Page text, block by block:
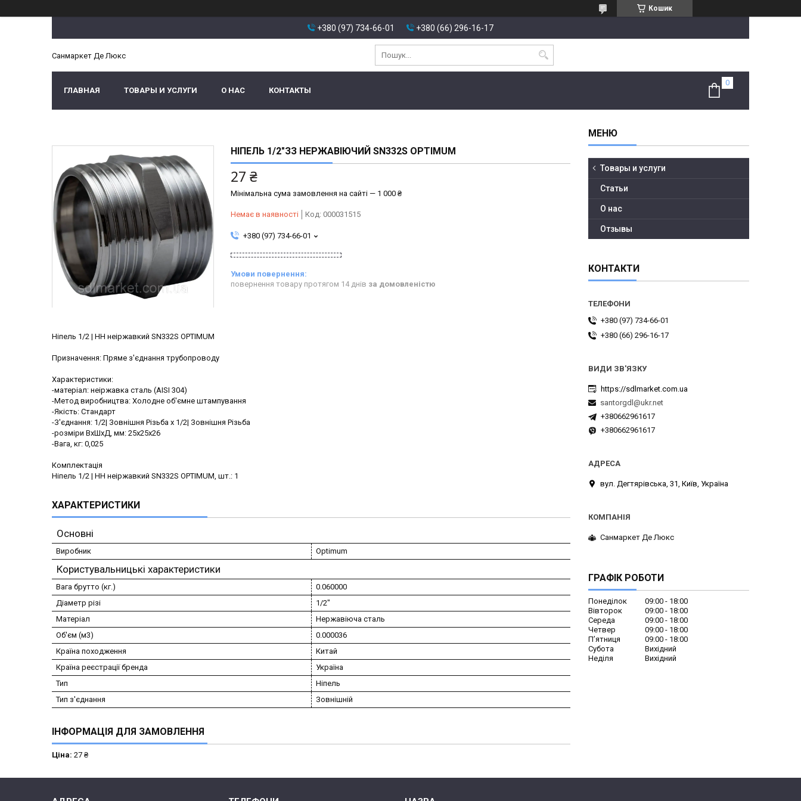
Кошик
+380 (97) 734-66-01 +380 (66) 296-16-17
Санмаркет Де Люкс
ГЛАВНАЯ ТОВАРЫ И УСЛУГИ О НАС КОНТАКТЫ
НІПЕЛЬ 1/2″ЗЗ НЕРЖАВІЮЧИЙ SN332S OPTIMUM
27 ₴
Мінімальна сума замовлення на сайті — 1 000 ₴
Немає в наявності Код: 000031515
+380 (97) 734-66-01
повернення товару протягом 14 днів за домовленістю
Ніпель 1/2 | НН неіржавкий SN332S OPTIMUM
Призначення: Пряме з'єднання трубопроводу
Характеристики:
-матеріал: неіржавка сталь (AISI 304)
-Метод виробництва: Холодне об'ємне штампування
-Якість: Стандарт
-З'єднання: 1/2| Зовнішня Різьба х 1/2| Зовнішня Різьба
-розміри ВхШхД, мм: 25х25х26
-Вага, кг: 0,025
Комплектація
Ніпель 1/2 | НН неіржавкий SN332S OPTIMUM, шт.: 1
ХАРАКТЕРИСТИКИ
Основні
Виробник Optimum
Користувальницькі характеристики
Вага брутто (кг.)
0.060000
Діаметр різі
1/2"
Матеріал
Нержавіюча сталь
Об'єм (м3)
0.000036
Країна походження
Китай
Країна реєстрації бренда
Україна
Тип
Ніпель
Тип з'єднання
Зовнішній
ІНФОРМАЦІЯ ДЛЯ ЗАМОВЛЕННЯ
Ціна: 27 ₴
Товары и услуги
Статьи
О нас
Отзывы
КОНТАКТИ
+380 (97) 734-66-01
+380 (66) 296-16-17
https://sdlmarket.com.ua
santorgdl@ukr.net
+380662961617
+380662961617
вул. Дегтярівська, 31, Київ, Україна
Санмаркет Де Люкс
ГРАФІК РОБОТИ
Понеділок 09:00
18:00
Вівторок
09:00
18:00
Середа
09:00
18:00
Четвер
09:00
18:00
Пʼятниця
09:00
18:00
Субота
Вихідний
Неділя
Вихідний